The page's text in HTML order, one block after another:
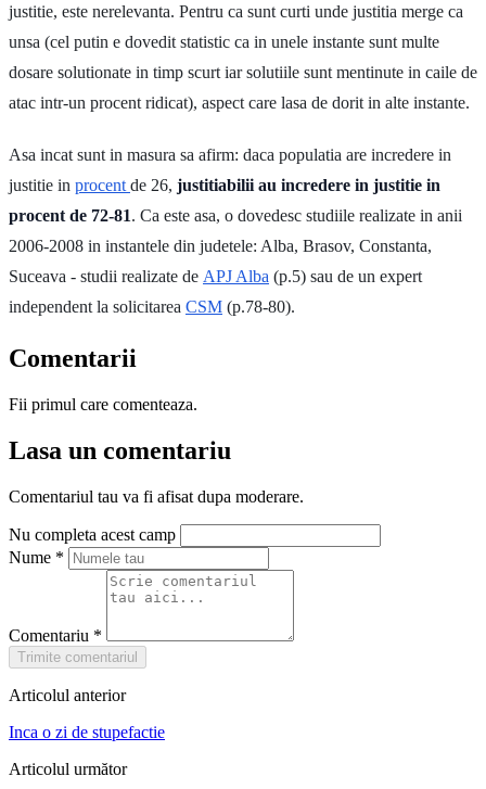
justitie, este nerelevanta. Pentru ca sunt curti unde justitia merge ca
unsa (cel putin e dovedit statistic ca in unele instante sunt multe
dosare solutionate in timp scurt iar solutiile sunt mentinute in caile de
atac intr-un procent ridicat), aspect care lasa de dorit in alte instante.
Asa incat sunt in masura sa afirm: daca populatia are incredere in
justitie in procent de 26, justitiabilii au incredere in justitie in
procent de 72-81. Ca este asa, o dovedesc studiile realizate in anii
2006-2008 in instantele din judetele: Alba, Brasov, Constanta,
Suceava - studii realizate de APJ Alba (p.5) sau de un expert
independent la solicitarea CSM (p.78-80).
Comentarii
Fii primul care comenteaza.
Lasa un comentariu
Comentariul tau va fi afisat dupa moderare.
Nu completa acest camp
Nume *
Comentariu *
Trimite comentariul
Articolul anterior
Inca o zi de stupefactie
Articolul următor